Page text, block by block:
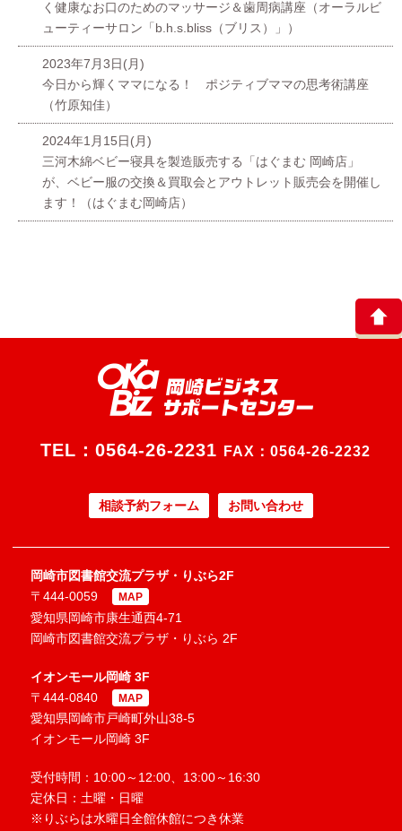
く健康なお口のためのマッサージ＆歯周病講座（オーラルビ
ューティーサロン「b.h.s.bliss（ブリス）」）
2023年7月3日(月)
今日から輝くママになる！ ポジティブママの思考術講座
（竹原知佳）
2024年1月15日(月)
三河木綿ベビー寝具を製造販売する「はぐまむ 岡崎店」
が、ベビー服の交換＆買取会とアウトレット販売会を開催し
ます！（はぐまむ岡崎店）
TEL： 0564-26-2231 FAX：0564-26-2232
相談予約フォーム お問い合わせ
岡崎市図書館交流プラザ・りぶら2F
〒444-0059
MAP
愛知県岡崎市康生通西4-71
岡崎市図書館交流プラザ・りぶら 2F
イオンモール岡崎 3F
〒444-0840
MAP
愛知県岡崎市戸崎町外山38-5
イオンモール岡崎 3F
受付時間：10:00～12:00、13:00～16:30
定休日：土曜・日曜
※りぶらは水曜日全館休館につき休業